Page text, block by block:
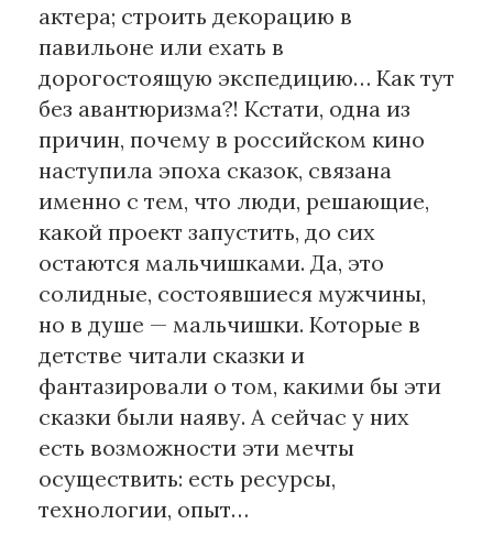
актера; строить декорацию в
павильоне или ехать в
дорогостоящую экспедицию… Как тут
без авантюризма?! Кстати, одна из
причин, почему в российском кино
наступила эпоха сказок, связана
именно с тем, что люди, решающие,
какой проект запустить, до сих
остаются мальчишками. Да, это
солидные, состоявшиеся мужчины,
но в душе — мальчишки. Которые в
детстве читали сказки и
фантазировали о том, какими бы эти
сказки были наяву. А сейчас у них
есть возможности эти мечты
осуществить: есть ресурсы,
технологии, опыт…